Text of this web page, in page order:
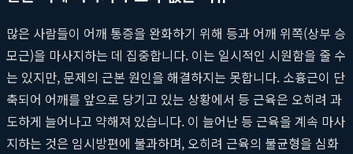
많은 사람들이 어깨 통증을 완화하기 위해 등과 어깨 위쪽(상부 승
모근)을 마사지하는 데 집중합니다. 이는 일시적인 시원함을 줄 수
는 있지만, 문제의 근본 원인을 해결하지는 못합니다. 소흉근이 단
축되어 어깨를 앞으로 당기고 있는 상황에서 등 근육은 오히려 과
도하게 늘어나고 약해져 있습니다. 이 늘어난 등 근육을 계속 마사
지하는 것은 임시방편에 불과하며, 오히려 근육의 불균형을 심화